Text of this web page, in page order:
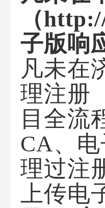
（
子版响
凡未在
理注册
目全流
CA、
理过注
上传电